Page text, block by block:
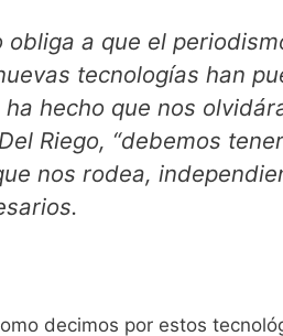
a que el
tecnologías han
hecho que nos
Riego, “debemos
nos rodea,
decimos por estos